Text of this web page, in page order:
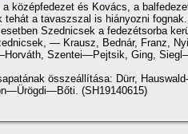
középfedezet és Kovács, a
tehát a tavaszszal is hiányozni
Szednicsek a fedezétsorba
— Krausz, Bednár, Franz,
Szentei—Pejtsik, Ging,
összeállí­tása: Dürr,
(SH19140615)